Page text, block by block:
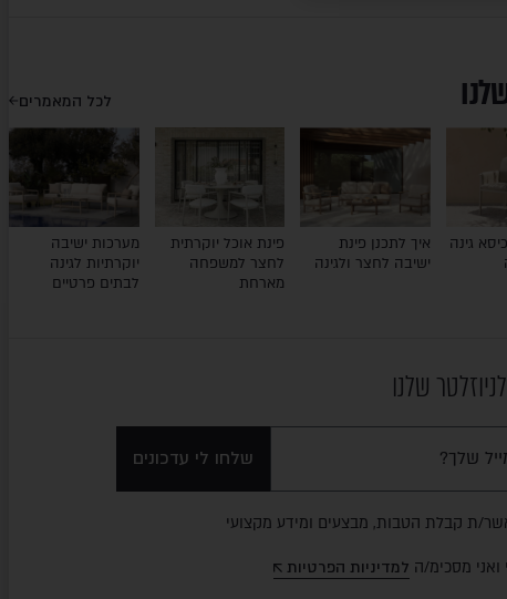
לכל המאמרים
גינה
איך לתכנן פינת
ישיבה לחצר ולגינה
פינת אוכל יוקרתית
לחצר למשפחה
מארחת
מערכות ישיבה
יוקרתיות לגינה
לבתים פרטיים
שלנו
ת קבלת הטבות, מבצעים ומידע מקצועי
מסכימ/ה למדיניות הפרטיות
שלחו לי עדכונים